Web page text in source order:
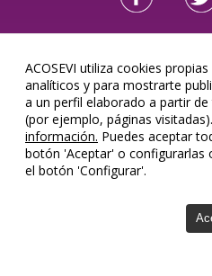
Acosevi,
ACOSEVI utiliza cookies
analíticos y para mostrarte
a un perfil elaborado a partir
(por ejemplo, páginas visitadas).
información. Puedes aceptar
botón 'Aceptar' o configurarlas
el botón 'Configurar'.